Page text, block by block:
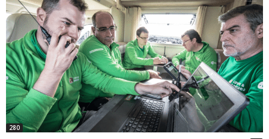
280